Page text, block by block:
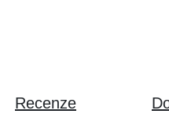
Recenze